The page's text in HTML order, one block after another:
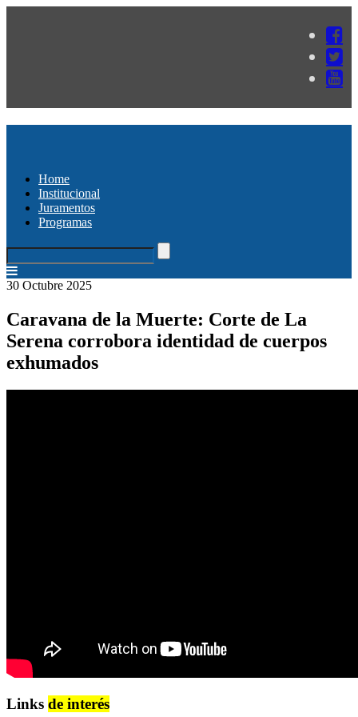
Home
Institucional
Juramentos
Programas
30 Octubre 2025
Caravana de la Muerte: Corte de La
Serena corrobora identidad de cuerpos
exhumados
Links de interés